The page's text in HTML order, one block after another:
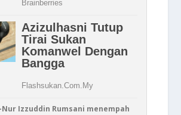
Nur Izzuddin Rumsani menempah